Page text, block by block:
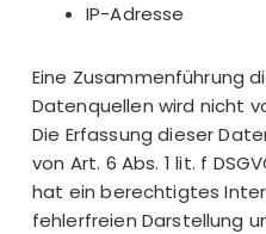
IP-Adresse
Eine Zusammenführung
Datenquellen wird nicht
Die Erfassung dieser
von Art. 6 Abs. 1 lit. f
hat ein berechtigtes
fehlerfreien Darstellung